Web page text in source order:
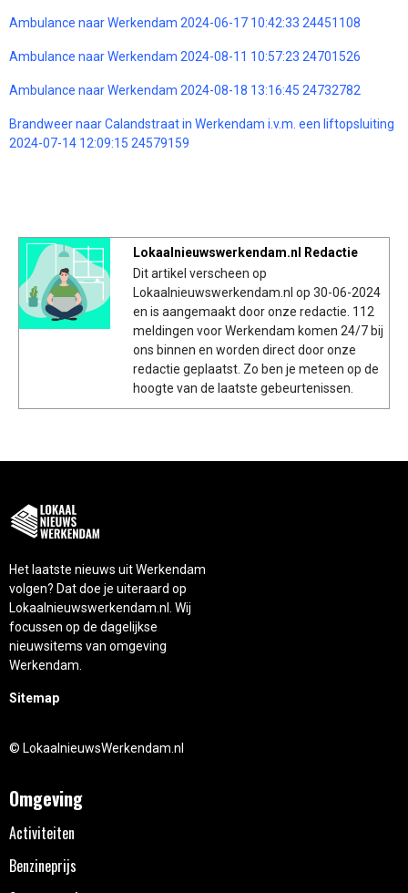
Ambulance naar Werkendam 2024-06-17 10:42:33 24451108
Ambulance naar Werkendam 2024-08-11 10:57:23 24701526
Ambulance naar Werkendam 2024-08-18 13:16:45 24732782
Brandweer naar Calandstraat in Werkendam i.v.m. een liftopsluiting
2024-07-14 12:09:15 24579159
Lokaalnieuwswerkendam.nl Redactie
Dit artikel verscheen op
Lokaalnieuwswerkendam.nl op 30-06-2024
en is aangemaakt door onze redactie. 112
meldingen voor Werkendam komen 24/7 bij
ons binnen en worden direct door onze
redactie geplaatst. Zo ben je meteen op de
hoogte van de laatste gebeurtenissen.
Het laatste nieuws uit Werkendam
volgen? Dat doe je uiteraard op
Lokaalnieuwswerkendam.nl. Wij
focussen op de dagelijkse
nieuwsitems van omgeving
Werkendam.
Sitemap
© LokaalnieuwsWerkendam.nl
Omgeving
Activiteiten
Benzineprijs